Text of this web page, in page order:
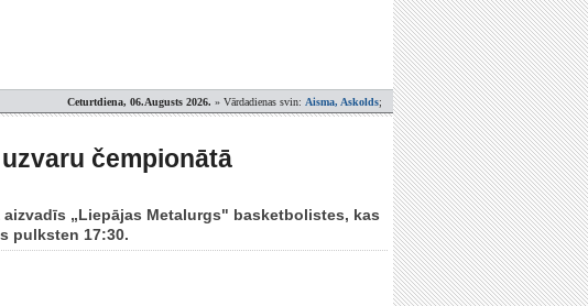
Ceturtdiena, 06.Augusts 2026. » Vārdadienas svin: Aisma, Askolds;
čempionātā
„Liepājas Metalurgs" basketbolistes, kas
pulksten 17:30.